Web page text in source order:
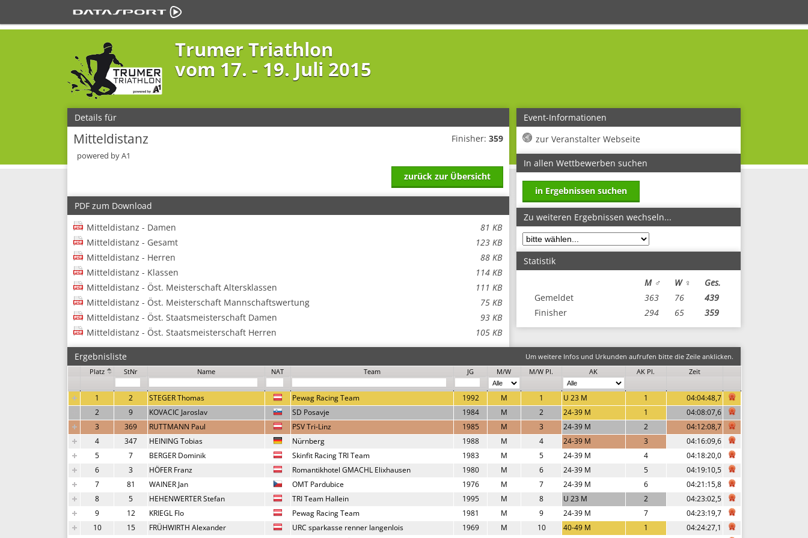
Trumer Triathlon
vom 17. - 19. Juli 2015
Details für
Mitteldistanz
powered by A1
Finisher: 359
zurück zur Übersicht
PDF zum Download
Mitteldistanz - Damen
81 KB
Mitteldistanz - Gesamt
123 KB
Mitteldistanz - Herren
88 KB
Mitteldistanz - Klassen
114 KB
Mitteldistanz - Öst. Meisterschaft Altersklassen
111 KB
Mitteldistanz - Öst. Meisterschaft Mannschaftswertung
75 KB
Mitteldistanz - Öst. Staatsmeisterschaft Damen
93 KB
Mitteldistanz - Öst. Staatsmeisterschaft Herren
105 KB
Event-Informationen
zur Veranstalter Webseite
In allen Wettbewerben suchen
in Ergebnissen suchen
Zu weiteren Ergebnissen wechseln...
Statistik
Ges.
W ♀
M ♂
Gemeldet
439
76
363
Finisher
359
65
294
Ergebnisliste
Um weitere Infos und Urkunden aufrufen bitte die Zeile anklicken.
Platz
StNr Name NAT Team JG M/W M/W Pl. AK AK Pl. Zeit
1 2 STEGER Thomas Pewag Racing Team 1992 M 1 U 23 M 1
04:04:48,7
2
9 KOVACIC Jaroslav SD Posavje 1984 M 2 24-39 M 1
04:08:07,6
3
369 RUTTMANN Paul PSV Tri-Linz 1985 M 3 24-39 M 2
04:12:08,7
4
347 HEINING Tobias Nürnberg 1988 M 4 24-39 M 3
04:16:09,6
5
7 BERGER Dominik Skinfit Racing TRI Team 1983 M 5 24-39 M 4
04:18:20,0
6
3 HÖFER Franz Romantikhotel GMACHL Elixhausen 1980 M 6 24-39 M 5
04:19:10,5
7
81 WAINER Jan OMT Pardubice 1976 M 7 24-39 M 6
04:21:15,8
8
5 HEHENWERTER Stefan TRI Team Hallein 1995 M 8 U 23 M 2
04:23:02,5
9
12 KRIEGL Flo Pewag Racing Team 1981 M 9 24-39 M 7
04:23:19,7
10
15 FRÜHWIRTH Alexander URC sparkasse renner langenlois 1969 M 10 40-49 M 1
04:24:27,1